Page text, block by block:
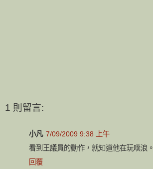
1 則留言:
小凡 7/09/2009 9:38 上午
看到王議員的動作，就知道他在玩噗浪。
回覆